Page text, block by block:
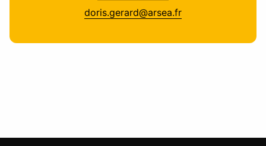
doris.gerard@arsea.fr